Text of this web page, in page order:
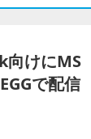
向けにMS
で配信